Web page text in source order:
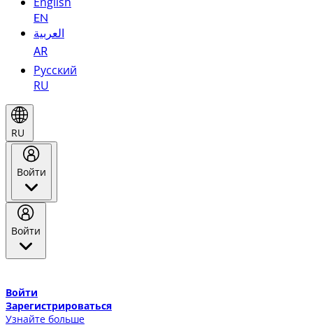
EN
العربية
AR
Русский
RU
RU
Войти
Войти
Войти
Зарегистрироваться
Узнайте больше